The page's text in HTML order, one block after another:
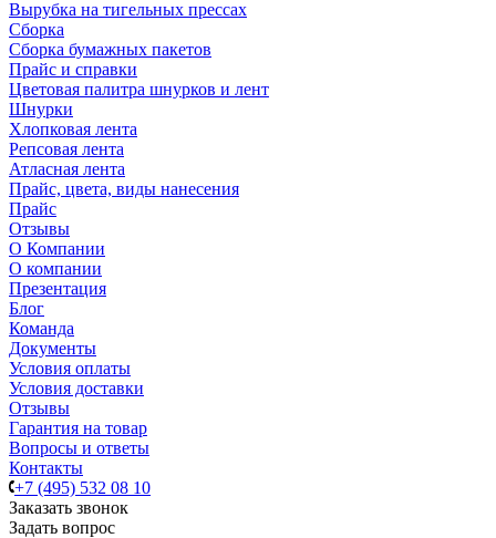
Вырубка на тигельных прессах
Сборка
Сборка бумажных пакетов
Прайс и справки
Цветовая палитра шнурков и лент
Шнурки
Хлопковая лента
Репсовая лента
Атласная лента
Прайс, цвета, виды нанесения
Прайс
Отзывы
О Компании
О компании
Презентация
Блог
Команда
Документы
Условия оплаты
Условия доставки
Отзывы
Гарантия на товар
Вопросы и ответы
Контакты
+7 (495) 532 08 10
Заказать звонок
Задать вопрос